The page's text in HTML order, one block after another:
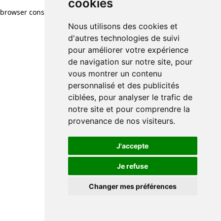
cookies
Nous utilisons des cookies et
d'autres technologies de suivi
pour améliorer votre expérience
de navigation sur notre site, pour
vous montrer un contenu
personnalisé et des publicités
ciblées, pour analyser le trafic de
notre site et pour comprendre la
provenance de nos visiteurs.
J'accepte
Je refuse
Changer mes préférences
browser console for more information)